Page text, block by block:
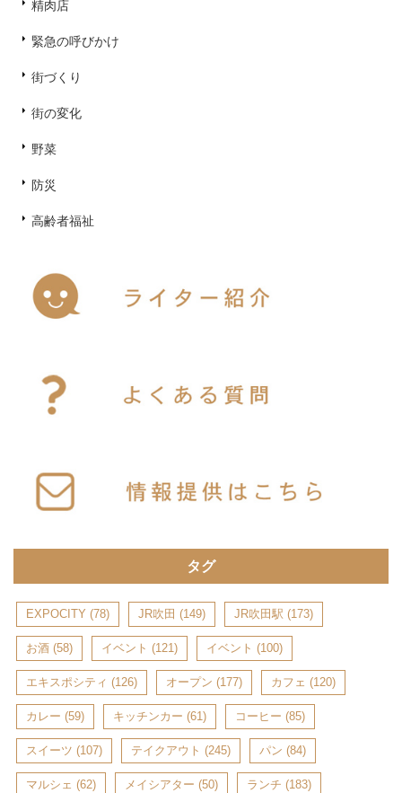
精肉店
緊急の呼びかけ
街づくり
街の変化
野菜
防災
高齢者福祉
タグ
EXPOCITY (78) JR吹田 (149) JR吹田駅 (173)
お酒 (58) イベント (121) イベント (100)
エキスポシティ (126) オープン (177) カフェ (120)
カレー (59) キッチンカー (61) コーヒー (85)
スイーツ (107) テイクアウト (245) パン (84)
マルシェ (62) メイシアター (50) ランチ (183)